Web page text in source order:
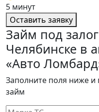
5 минут
Оставить заявку
Займ под
Челябинске в
«Авто
Заполните поля ниже и
займ